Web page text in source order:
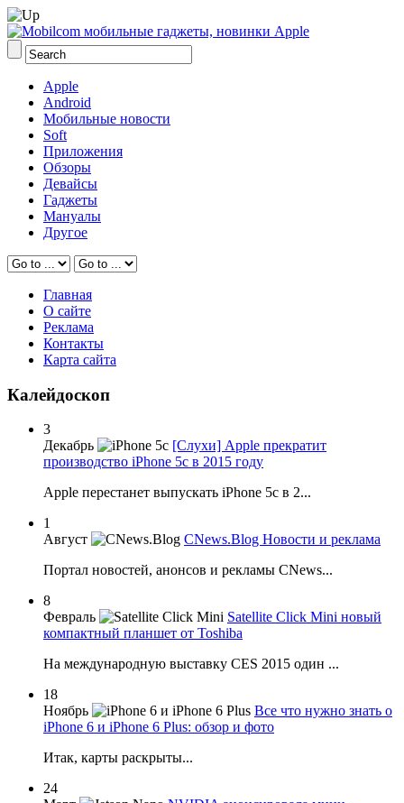
Apple
Android
Мобильные новости
Soft
Приложения
Обзоры
Девайсы
Гаджеты
Мануалы
Другое
Главная
О сайте
Реклама
Контакты
Карта сайта
Калейдоскоп
3
Декабрь
[Слухи] Apple прекратит
производство iPhone 5c в 2015 году
Apple перестанет выпускать iPhone 5c в 2...
1
Август
CNews.Blog Новости и реклама
Портал новостей, анонсов и рекламы CNews...
8
Февраль
Satellite Click Mini новый
компактный планшет от Toshiba
На международную выставку CES 2015 один ...
18
Ноябрь
Все что нужно знать о
iPhone 6 и iPhone 6 Plus: обзор и фото
Итак, карты раскрыты...
24